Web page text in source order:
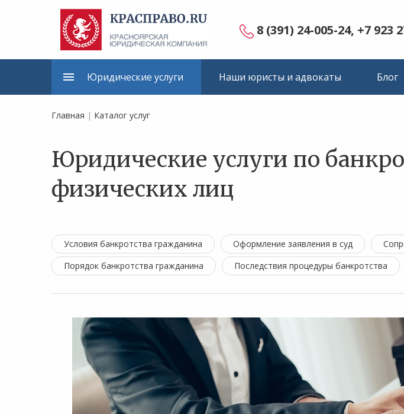
8 (391) 24-005-24, +7 923
Юридические услуги Наши юристы и адвокаты Блог
Главная | Каталог услуг
Юридические услуги по
физических лиц
Условия банкротства гражданина Оформление заявления в суд
Порядок банкротства гражданина
Последствия процедуры банкротства